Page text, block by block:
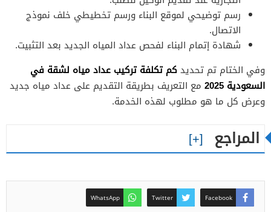
رسم توضيحي لموقع البناء ورسم تخطيطي خلف نموذج
الاتصال.
شهادة إتمام البناء لفحص عداد المياه الجديد بعد التثبيت.
وفي الختام تم تحديدكم تكلفة تركيب عداد مياه لشقة في
السعودية 2025
مع التعريف بطريقة التقديم على عداد مياه جديد
وعرض كل ما هو مطلوب لهذه الخدمة.
المراجع
Facebook
Twitter
WhatsApp